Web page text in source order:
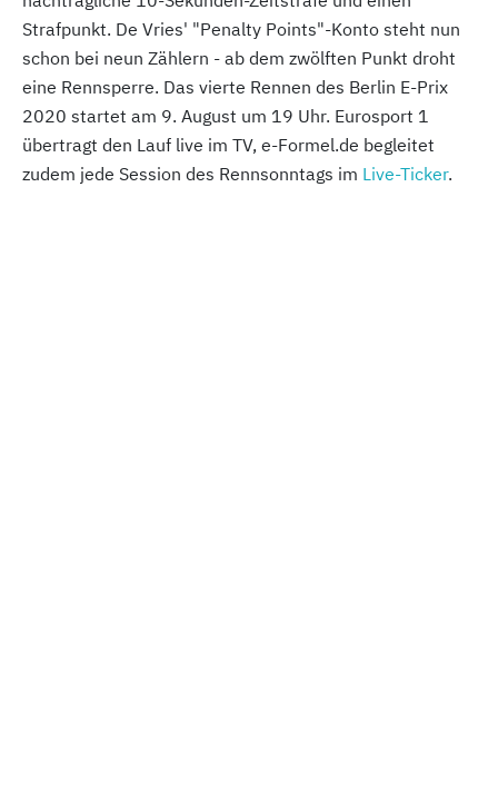
Strafpunkt. De Vries' "Penalty Points"-Konto steht nun
schon bei neun Zählern - ab dem zwölften Punkt droht
eine Rennsperre. Das vierte Rennen des Berlin E-Prix
2020 startet am 9. August um 19 Uhr. Eurosport 1
übertragt den Lauf live im TV, e-Formel.de begleitet
zudem jede Session des Rennsonntags im Live-Ticker.